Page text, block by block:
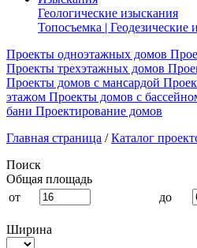
Геологические изыскания
Топосъемка | Геодезические
Проекты одноэтажных домов
Проекты трехэтажных домов
Проекты домов с мансардой
этажом Проекты домов с
бани Проектирование домов
Главная страница / Каталог
Поиск
Общая площадь
от
до
Ширина